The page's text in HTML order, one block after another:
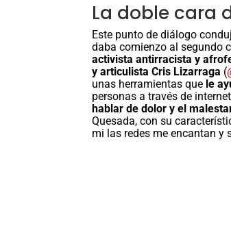
La doble cara
Este punto de diálogo
daba comienzo al segundo
activista antirracista y
y articulista Cris Lizarraga (
unas herramientas que le
personas a través de
hablar de dolor y el
Quesada, con su
mi las redes me encantan y